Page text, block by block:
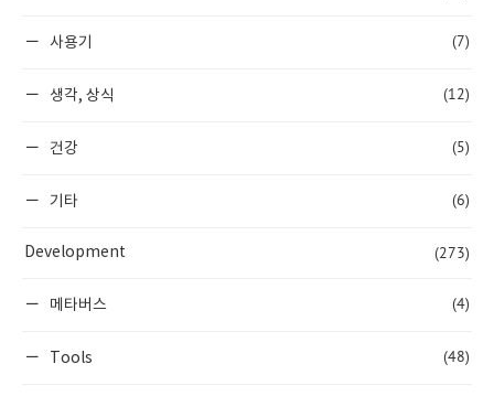
사용기 (7)
생각, 상식 (12)
건강 (5)
기타 (6)
Development (273)
메타버스 (4)
Tools (48)